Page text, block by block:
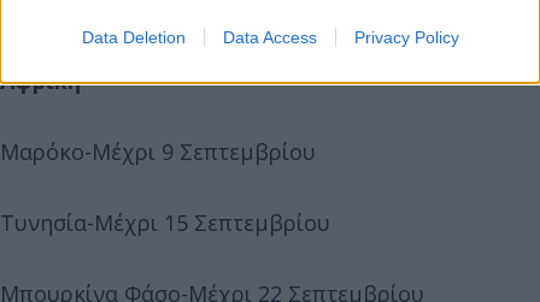
Data Deletion Data Access Privacy Policy
Αφρική
Μαρόκο-Μέχρι 9 Σεπτεμβρίου
Τυνησία-Μέχρι 15 Σεπτεμβρίου
Μπουρκίνα Φάσο-Μέχρι 22 Σεπτεμβρίου